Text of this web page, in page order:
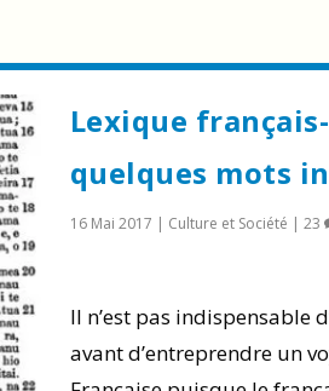
Lexique
quelques mots
16 Mai 2017 | Culture et Société | 23
Il n’est pas indispensable
avant d’entreprendre un